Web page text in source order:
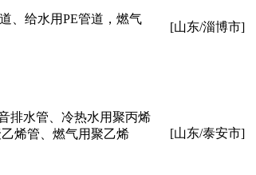
、给水用PE管道，燃气
[山东/淄博市]
排水管、冷热水用聚丙烯
烯管、燃气用聚乙烯
[山东/泰安市]